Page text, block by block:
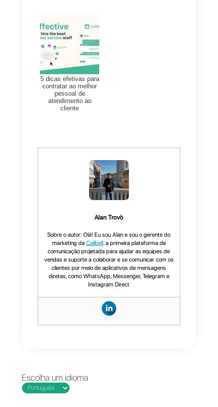
toda uma série de
funcionalidades que aumentam a
eficiência da gestão das
conversas e permitirá obter
relatórios semanais para
equipa de atendimento ao
Um outro aspeto importantíssimo
é que, ao contrário da aplicação
por defeito do WhatsApp
Business,num perfil WhatsApp
API, as chamadas e as
videochamadas não estão
habilitadas. Assim, os vossos
telefonemas de assistência).